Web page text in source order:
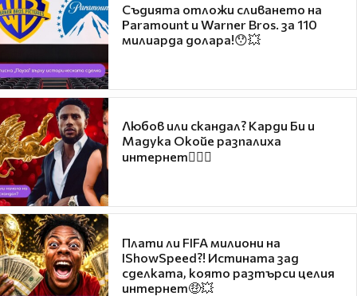
Съдията отложи сливането на
Paramount и Warner Bros. за 110
милиарда долара!😯💥
Любов или скандал? Карди Би и
Мадука Окойе разпалиха
интернет❤️‍🔥🔥
Плати ли FIFA милиони на
IShowSpeed?! Истината зад
сделката, която разтърси целия
интернет🤑💥